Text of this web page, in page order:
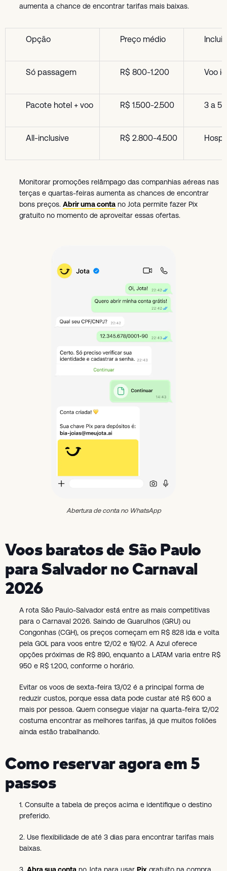
aumenta a chance de encontrar tarifas mais baixas.
Opção Preço médio Inclui
Só passagem R$ 800-1.200 Voo
Pacote hotel + voo R$ 1.500-2.500 3 a 5
All-inclusive R$ 2.800-4.500
Monitorar promoções relâmpago das companhias aéreas nas
terças e quartas-feiras aumenta as chances de encontrar
bons preços. Abrir uma conta no Jota permite fazer Pix
gratuito no momento de aproveitar essas ofertas.
Abertura de conta no WhatsApp
Voos baratos de São Paulo
para Salvador no Carnaval
2026
A rota São Paulo-Salvador está entre as mais competitivas
para o Carnaval 2026. Saindo de Guarulhos (GRU) ou
Congonhas (CGH), os preços começam em R$ 828 ida e volta
pela GOL para voos entre 12/02 e 19/02. A Azul oferece
opções próximas de R$ 890, enquanto a LATAM varia entre R$
950 e R$ 1.200, conforme o horário.
Evitar os voos de sexta-feira 13/02 é a principal forma de
reduzir custos, porque essa data pode custar até R$ 600 a
mais por pessoa. Quem consegue viajar na quarta-feira 12/02
costuma encontrar as melhores tarifas, já que muitos foliões
ainda estão trabalhando.
Como reservar agora em 5
passos
1. Consulte a tabela de preços acima e identifique o destino
preferido.
2. Use flexibilidade de até 3 dias para encontrar tarifas mais
baixas.